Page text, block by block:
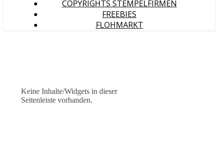
COPYRIGHTS STEMPELFIRMEN
FREEBIES
FLOHMARKT
Keine Inhalte/Widgets in dieser
Seitenleiste vorhanden.